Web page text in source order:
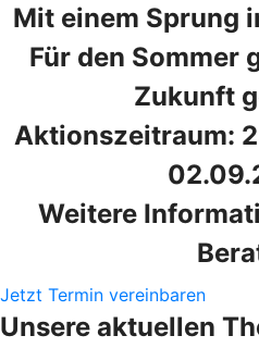
Mit einem Sprung
Für den Sommer
Zukunft
Aktionszeitraum:
Weitere
Jetzt Termin vereinbaren
Unsere aktuellen